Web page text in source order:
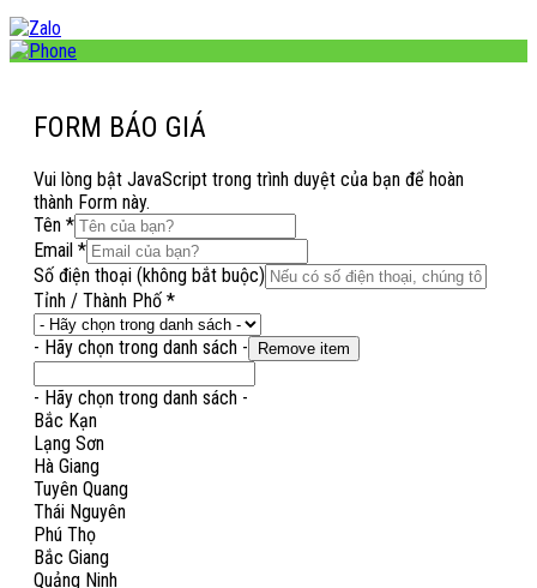
FORM BÁO GIÁ
Vui lòng bật JavaScript trong trình duyệt của bạn để hoàn
thành Form này.
thoại
/
Tên
Tên *
có)
dung
Nội
Email *
Số điện thoại (không bắt buộc)
Tỉnh / Thành Phố *
- Hãy chọn trong danh sách - Remove item
- Hãy chọn trong danh sách -
Bắc Kạn
Lạng Sơn
Hà Giang
Tuyên Quang
Thái Nguyên
Phú Thọ
Bắc Giang
Quảng Ninh